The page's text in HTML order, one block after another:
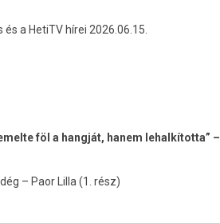
a HetiTV hírei 2026.06.15.
föl a hangját, hanem lehalkította” –
– Paor Lilla (1. rész)